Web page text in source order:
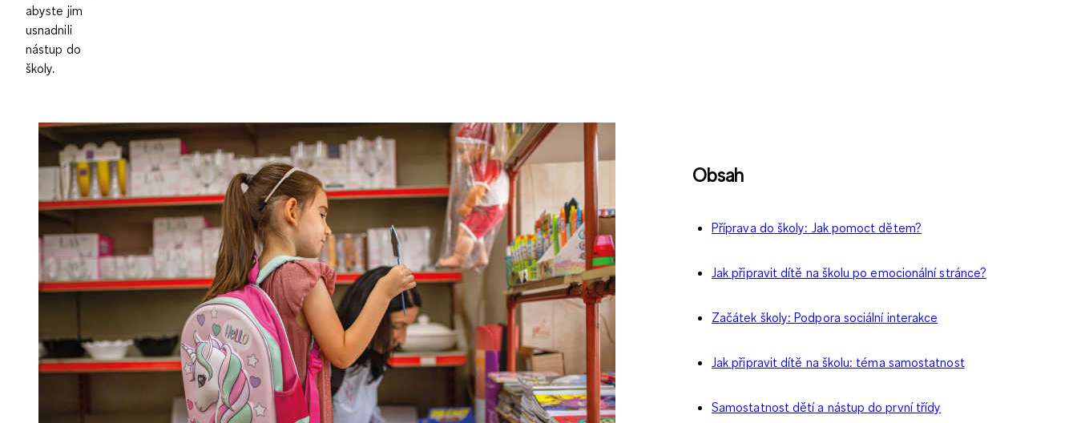
abyste jim
usnadnili
nástup do
školy.
Obsah
Příprava do školy: Jak pomoct dětem?
Jak připravit dítě na školu po emocionální stránce?
Začátek školy: Podpora sociální interakce
Jak připravit dítě na školu: téma samostatnost
Samostatnost dětí a nástup do první třídy